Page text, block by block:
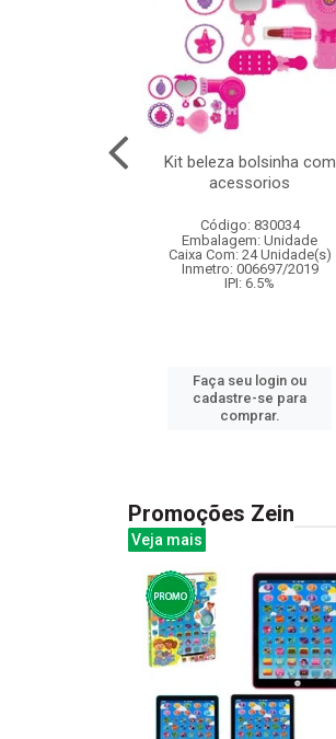
Kit beleza bolsinha com
acessorios
Código: 830034
Embalagem: Unidade
Caixa Com: 24 Unidade(s)
Inmetro: 006697/2019
IPI: 6.5%
Faça seu login ou
cadastre-se para
comprar.
Promoções Zein
Veja mais